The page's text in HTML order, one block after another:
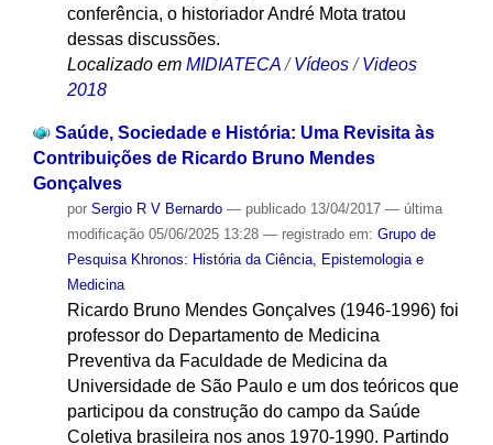
conferência, o historiador André Mota tratou
dessas discussões.
Localizado em MIDIATECA /Vídeos /Videos
2018
Saúde, Sociedade e História: Uma Revisita às
Contribuições de Ricardo Bruno Mendes
Gonçalves
por Sergio R V Bernardo — publicado13/04/2017 — última
modificação05/06/2025 13:28 — registrado em: Grupo de
Pesquisa Khronos: História da Ciência, Epistemologia e
Medicina
Ricardo Bruno Mendes Gonçalves (1946-1996) foi
professor do Departamento de Medicina
Preventiva da Faculdade de Medicina da
Universidade de São Paulo e um dos teóricos que
participou da construção do campo da Saúde
Coletiva brasileira nos anos 1970-1990. Partindo